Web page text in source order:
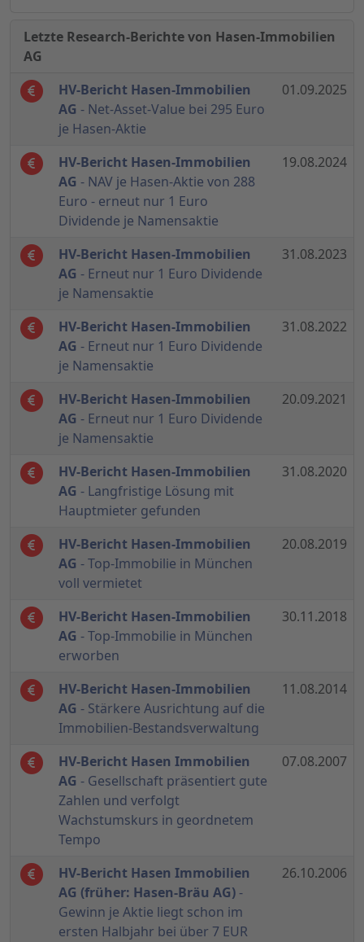
Letzte Research-Berichte von Hasen-Immobilien
AG
HV-Bericht Hasen-Immobilien
AG - Net-Asset-Value bei 295 Euro
je Hasen-Aktie
01.09.2025
HV-Bericht Hasen-Immobilien
AG - NAV je Hasen-Aktie von 288
Euro - erneut nur 1 Euro
Dividende je Namensaktie
19.08.2024
HV-Bericht Hasen-Immobilien
AG - Erneut nur 1 Euro Dividende
je Namensaktie
31.08.2023
HV-Bericht Hasen-Immobilien
AG - Erneut nur 1 Euro Dividende
je Namensaktie
31.08.2022
HV-Bericht Hasen-Immobilien
AG - Erneut nur 1 Euro Dividende
je Namensaktie
20.09.2021
HV-Bericht Hasen-Immobilien
AG - Langfristige Lösung mit
Hauptmieter gefunden
31.08.2020
HV-Bericht Hasen-Immobilien
AG - Top-Immobilie in München
voll vermietet
20.08.2019
HV-Bericht Hasen-Immobilien
AG - Top-Immobilie in München
erworben
30.11.2018
HV-Bericht Hasen-Immobilien
AG - Stärkere Ausrichtung auf die
Immobilien-Bestandsverwaltung
11.08.2014
HV-Bericht Hasen Immobilien
AG - Gesellschaft präsentiert gute
Zahlen und verfolgt
Wachstumskurs in geordnetem
Tempo
07.08.2007
HV-Bericht Hasen Immobilien
AG (früher: Hasen-Bräu AG) -
Gewinn je Aktie liegt schon im
ersten Halbjahr bei über 7 EUR
26.10.2006